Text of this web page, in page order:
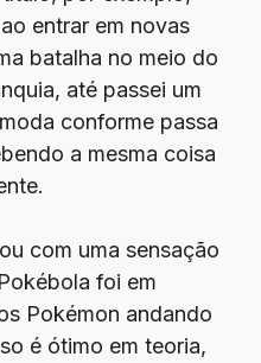
entrar em novas
batalha no meio do
até passei um
conforme passa
a mesma coisa
com uma sensação
foi em
Pokémon andando
é ótimo em teoria,